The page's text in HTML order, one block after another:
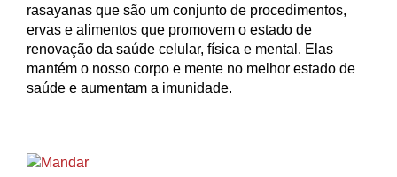
rasayanas que são um conjunto de procedimentos,
ervas e alimentos que promovem o estado de
renovação da saúde celular, física e mental. Elas
mantém o nosso corpo e mente no melhor estado de
saúde e aumentam a imunidade.